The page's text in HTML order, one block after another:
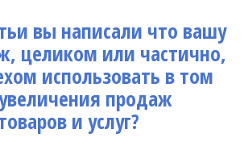
вы написали что вашу
целиком или частично,
использовать в том
продаж
и услуг?